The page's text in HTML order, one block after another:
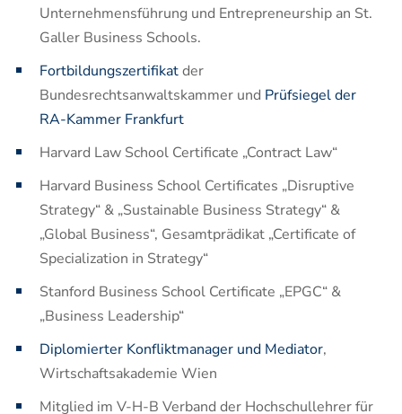
Unternehmensführung und Entrepreneurship an St.
Galler Business Schools.
Fortbildungszertifikatder
Bundesrechtsanwaltskammer und Prüfsiegel der
RA-Kammer Frankfurt
Harvard Law School Certificate „Contract Law“
Harvard Business School Certificates „Disruptive
Strategy“ & „Sustainable Business Strategy“ &
„Global Business“, Gesamtprädikat „Certificate of
Specialization in Strategy“
Stanford Business School Certificate „EPGC“ &
„Business Leadership“
Diplomierter Konfliktmanager und Mediator,
Wirtschaftsakademie Wien
Mitglied im V-H-B Verband der Hochschullehrer für